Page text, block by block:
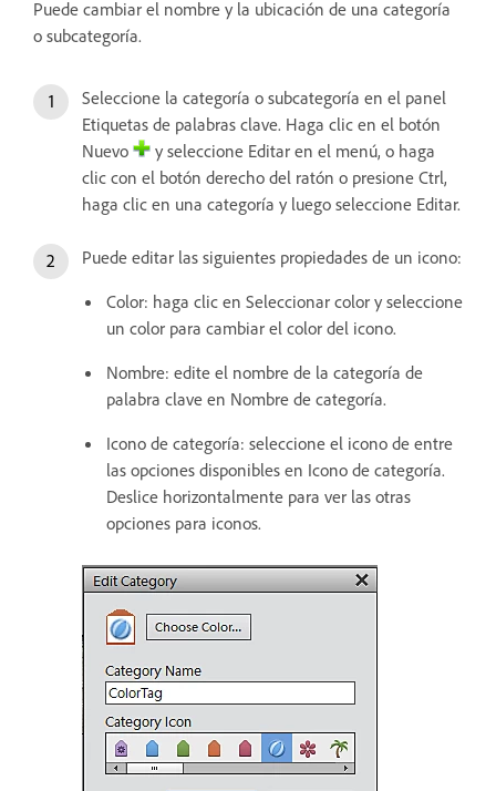
Puede cambiar el nombre y la ubicación de una categoría
o subcategoría.
Seleccione la categoría o subcategoría en el panel
Etiquetas de palabras clave. Haga clic en el botón
Nuevo
y seleccione Editar en el menú, o haga
clic con el botón derecho del ratón o presione Ctrl,
haga clic en una categoría y luego seleccione Editar.
Puede editar las siguientes propiedades de un icono:
Color: haga clic en Seleccionar color y seleccione
un color para cambiar el color del icono.
Nombre: edite el nombre de la categoría de
palabra clave en Nombre de categoría.
Icono de categoría: seleccione el icono de entre
las opciones disponibles en Icono de categoría.
Deslice horizontalmente para ver las otras
opciones para iconos.